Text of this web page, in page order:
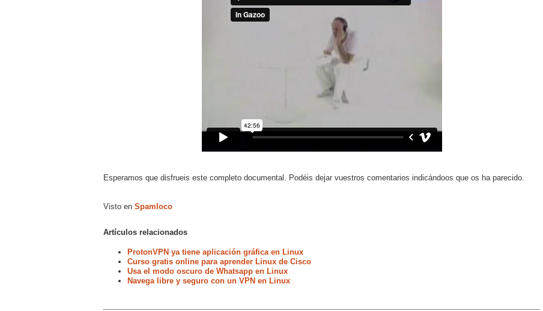
Esperamos que disfrueis este completo documental. Podéis dejar vuestros comentarios indicándoos que os ha parecido.
Visto en Spamloco
Artículos relacionados
ProtonVPN ya tiene aplicación gráfica en Linux
Curso gratis online para aprender Linux de Cisco
Usa el modo oscuro de Whatsapp en Linux
Navega libre y seguro con un VPN en Linux